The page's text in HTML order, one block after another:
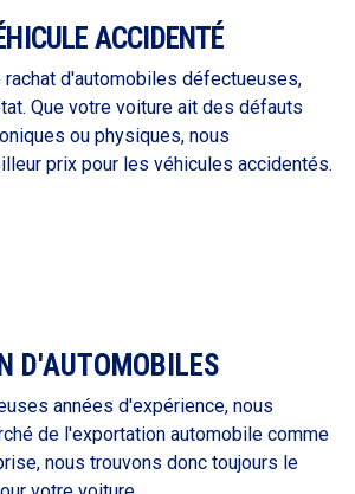
ACCIDENTÉ
rachat d'automobiles défectueuses,
Que votre voiture ait des défauts
ou physiques, nous
prix pour les véhicules accidentés.
D'AUTOMOBILES
années d'expérience, nous
de l'exportation automobile comme
nous trouvons donc toujours le